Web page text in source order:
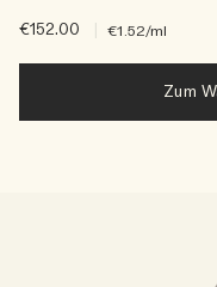
€152.00 €1.52/ml
Zum